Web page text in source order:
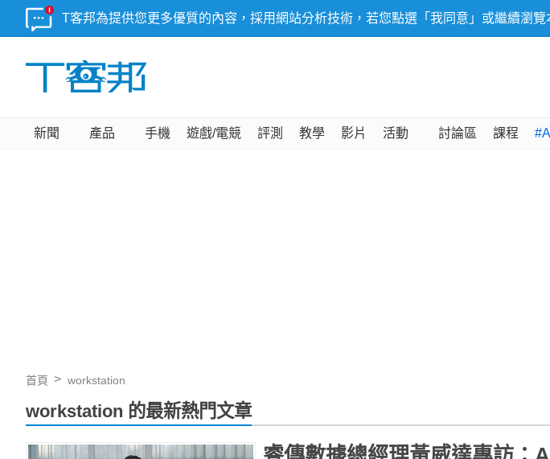
T客邦為提供您更多優質的內容，採用網站分析技術，若您點選「我同意」或繼續瀏
新聞 產品 手機 遊戲/電競 評測 教學 影片 活動 討論區 課程
首頁 workstation
workstation 的最新熱門文章